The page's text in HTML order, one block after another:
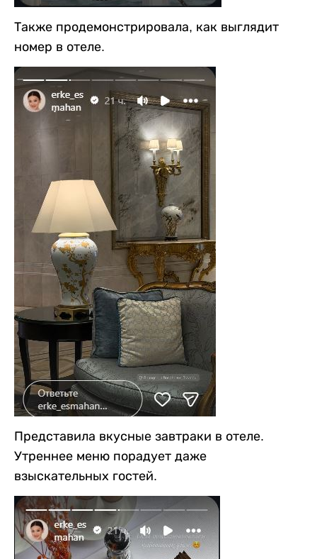
Также продемонстрировала, как выглядит
номер в отеле.
Представила вкусные завтраки в отеле.
Утреннее меню порадует даже
взыскательных гостей.